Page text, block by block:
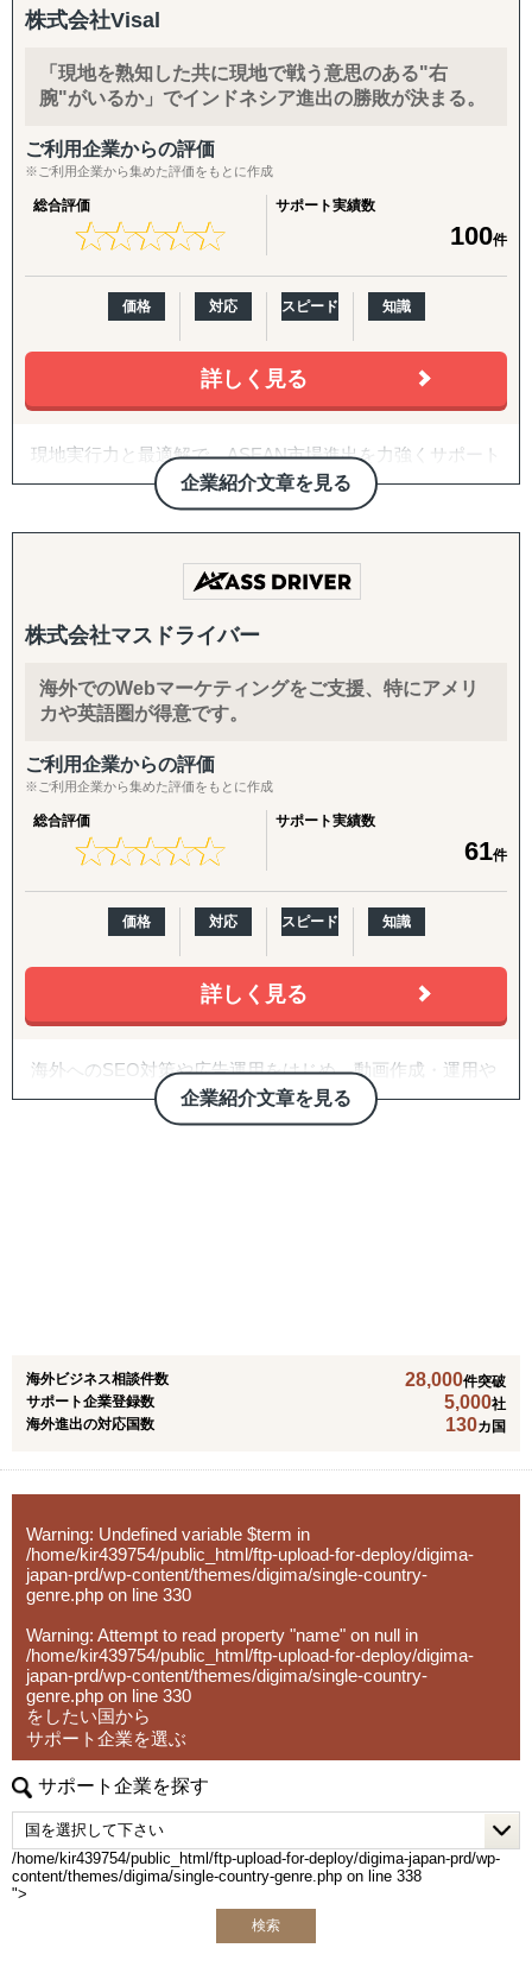
ご提案させていただきます。
いったお悩みを抱えるご担当者の方は、壁打ちからでも対
応できますので、まずはご相談ください。
②競合調査
「競合がなぜ成功・失敗したのかわからない」といったご
相談をよくいただきます。
弊社の競合調査では、競合の戦略を徹底的に解剖し、貴社
のマーケティング戦略の支援まで実施します。
サービス内容としては、業界の第一線を走る方への一次取
材などをご提供しております。
また、他社が関わる分野の調査ということもあり、匿名性
や守秘義務も徹底遵守しています。そのため、クライアン
トからも大変好評をいただいております。
双方に適切なパートナーシップ構築であることをポリシー
としています。
数多くの企業と提携を結んでいる弊社が、貴社の適切なパ
ートナーをご提案させていただきます。
海外進出をご検討されている企業さまに多くご依頼を受け
ているサービスの1つです。
は、協業することは重要な要素となってきます。
で、ぜひ一度ご相談ください。
③『大手調査会社・シンクタンクとの信頼と実績』
ーに対応してきた経験があります。
④『徹底したフォローアップとスピーディーなバックアッ
プ体制』
>>> 様々なニーズにマッチした最適なソリューション
で迅速にサポートします。
■日本と海外を熟知した専門家とのパートナーシップ
レインとパートナーシップを結んでいる専門家は、現地の
言語と日本語、または英語を解し、
日本企業を含む多くのグローバル企業との幅広いプロジェ
と海外双方の視点からビジネスを熟知しています。
■東南アジアすべての国にIT・経営学系等の教授陣とのネ
日本やアジアの大学教授陣との連携により、学術的な観点
を取り入れた専門知識のインプッ
トだけでなく、様々な専門家・有識者の窓口として応用も
できます。また、このようなネッ
■地場にネットワークを持つ調査会社との連携
大規模な調査については、現地の内情に精通した各国の現
地調査会社や、その地域特有の文化、
言語、法律、習慣を熟知した地場系の調査会社と連携する
ピン・マレーシア・シンガポール 他
南アジア >>> インド・スリランカ・ネパール・パキスタ
ン・バングラデシュ
欧州 >>> イギリス・スペイン・イタリア・フランス・ド
イツ・スウェーデン
アフリカ >>> 南アフリカ・エジプト・ジンバブエ・ケニ
ア
北米 >>> アメリカ・カナダ
中南米 >>> ブラジル・アルゼンチン・メキシコ
援。食品・日用品・キッチン用品・伝統工芸品・スポーツ
用品・機械部品・化粧品など、対応業界は10以上にわたり
ます。「英語ができない」「輸出経験がない」中小企業の
最初の一歩から、本格的な売上拡大までを、日本語で安心
【こんなお悩みをお持ちの企業さまへ】
・海外展開に興味はあるが、「どの国に・何を・どうやっ
て」売るかの方向性が定まっていない
・現地に売り込む営業リソース・ノウハウが社内にない
・自社に合うパートナー・代理店をどう探せばよいかわか
・Amazon USや越境ECに出したいが、出品・運用のノウ
・FDA登録の進め方や、現地物流の組み方に不安がある
【サービス概要】
グロスペリティの特長は、**市場調査・戦略策定から、EC
構築・B2B営業代行・パートナー開拓・規制対応・物流ま
で、海外進出に必要な全工程をワンストップで提供する
らず、現地ネットワークを活用して「実際に売れる状態」
1. 海外営業代行（B2B）
ローチ、商談同席・クロージング、取引仲介スキームによ
る商流構築、継続的な取引先フォローまでを代行します。
「商談化」「販路開拓」という成果に直結する実行支援で
海外展開の成否を分けるのは「正しいパートナーとの掛け
合わせ」です。開拓戦略の策定、ターゲットリストの優先
度付け、アプローチ代行、契約・スキーム構築、そして開
拓後の現地事業開発（定例会・プロジェクト管理・ロード
マップ策定・交渉代行・ローカライズ支援）までを伴走し
3. 越境EC支援（B2C）
ト代行・全般コンサルティングまでカバー。あわせて輸出
入代行、現地倉庫・物流オペレーションの構築まで、実務
を代行・伴走します。
5. 戦略パートナーとしての伴走
社内に海外事業の専門人材がいない企業さまの「意思決定
の壁打ち相手」として、継続的に併走。米国プランでは
CEO/COOがプロジェクトマネージャーとして直接関与
し、責任を持って成果にコミットします。
入口から拡大までをつなぐパッケージ
【海外進出パッケージ（ライト）】
海外展開の「最初の一歩」として、有望国選定・需要調
査・現地規制調査・初期戦略設計・初期営業仮説の整理ま
でを短期集中で実施。方向性を明確にし、次の意思決定に
つなげます。
【海外進出パッケージ（米国）】
準備・戦略フェーズ（事前整理/分析・FDA対応・B2B/EC
準備）から、実行・検証フェーズ（営業代行・パートナー
次期施策立案）まで、初回販売の実現を一気通貫で支援し
株式会社Visal
「現地を熟知した共に現地で戦う意思のある"右
腕"がいるか」でインドネシア進出の勝敗が決まる。
ご利用企業からの評価
※ご利用企業から集めた評価をもとに作成
総合評価
★★★★★
★★★★★
サポート実績数
100件
価格 対応 スピード 知識
詳しく見る
企業紹介文章を見る
現地実行力と最適解で、ASEAN市場進出を力強くサポート
する。
一般的なコンサルティング会社とは一線を画す、現場共動
スではなく共同推進で、企業様の現地事業を成功まで導く
唯一の存在です。
■サービス概要
株式会社Visalは、ASEAN地域、特にインドネシアを中心
としたビジネス展開を目指す企業に対し、現地調査、視
察、販路開拓、法規制対応、そして事業推進に至るまで、
現地特化型の実践的なサービスを提供しています。
当社が持つ強固な現地ネットワークと日本人プロジェクト
1. 海外販路開拓・マーケティング
・市場調査および競合分析
・文化やビジネスマナーに関するトレーニング
4. 海外進出戦略・事業計画支援
・持続可能なビジネスモデルの構築と実行支援
■弊社Visalが選ばれる理由
・現地実行力と強固なネットワーク：
インドネシアを含むASEAN主要5カ国（フィリピン、マレ
ーシア、ベトナム、タイ）に特化した現地密着型のサポー
トを実現。
・成果コミット型のアプローチ：
単なる助言やデスクワークではなく、進出後の事業推進ま
で伴走します。
・柔軟かつ包括的なサービス提供：
企業様ごとに最適化したカスタムメイドの支援を提供しま
す。
■対応エリア
Visalはインドネシアを中心に、以下の主要国を対象とした
サービスを展開しています：
株式会社マスドライバー
海外でのWebマーケティングをご支援、特にアメリ
カや英語圏が得意です。
ご利用企業からの評価
※ご利用企業から集めた評価をもとに作成
総合評価
★★★★★
★★★★★
サポート実績数
61件
価格 対応 スピード 知識
詳しく見る
企業紹介文章を見る
海外へのSEO対策や広告運用をはじめ、動画作成・運用や
HP作成など、Webマーケティングのサービス全般を行う支
海外ビジネス相談件数 28,000件突破
サポート企業登録数
5,000社
海外進出の対応国数
130カ国
Warning: Undefined variable $term in
/home/kir439754/public_html/ftp-upload-for-deploy/digima-
japan-prd/wp-content/themes/digima/single-country-
genre.php on line 330
Warning: Attempt to read property "name" on null in
/home/kir439754/public_html/ftp-upload-for-deploy/digima-
japan-prd/wp-content/themes/digima/single-country-
genre.php on line 330
をしたい国から
サポート企業を選ぶ
サポート企業を探す
/home/kir439754/public_html/ftp-upload-for-deploy/digima-japan-prd/wp-
content/themes/digima/single-country-genre.php on line 338
">
検索